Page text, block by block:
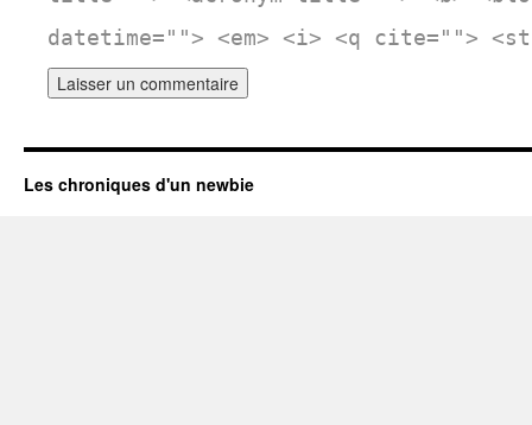
datetime=""> <em> <i> <q cite="">
Les chroniques d'un newbie